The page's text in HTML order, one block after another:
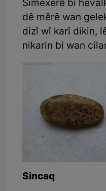
Simexerê bi
dê mêrê wan
dizî wî karî dikin,
nikarin bi wan
Sincaq